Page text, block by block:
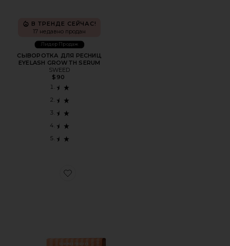
В ТРЕНДЕ СЕЙЧАС!
17 недавно продан
Лидер Продаж
СЫВОРОТКА ДЛЯ РЕСНИЦ
EYELASH GROWTH SERUM
SWEED
$90
Favorite БАЛЬЗАМ ДЛЯ ГУБ SWEET SUMMER MINIS